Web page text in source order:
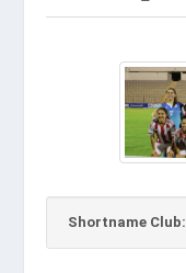
Shortname Club: